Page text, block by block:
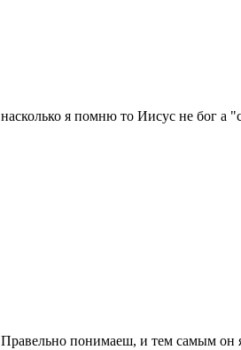
насколько я помню то Иисус не бог
Правельно понимаеш, и тем самым он